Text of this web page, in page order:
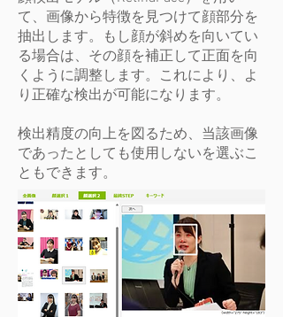
て、画像から特徴を見つけて顔部分を
抽出します。もし顔が斜めを向いてい
る場合は、その顔を補正して正面を向
くように調整します。これにより、よ
り正確な検出が可能になります。
​検出精度の向上を図るため、当該画像
であったとしても使用しないを選ぶこ
ともできます。